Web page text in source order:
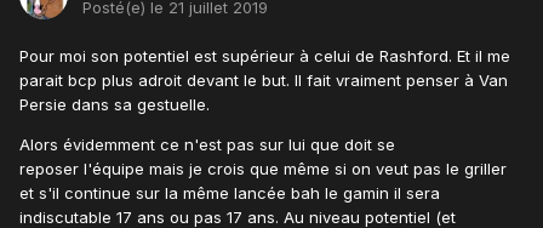
Posté(e) le 21 juillet 2019
Pour moi son potentiel est supérieur à celui de Rashford. Et il me
parait bcp plus adroit devant le but. Il fait vraiment penser à Van
Persie dans sa gestuelle.
Alors évidemment ce n'est pas sur lui que doit se
reposer l'équipe mais je crois que même si on veut pas le griller
et s'il continue sur la même lancée bah le gamin il sera
indiscutable 17 ans ou pas 17 ans. Au niveau potentiel (et